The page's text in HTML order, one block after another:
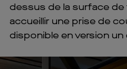
dessus de la surface de
accueillir une prise de
disponible en version